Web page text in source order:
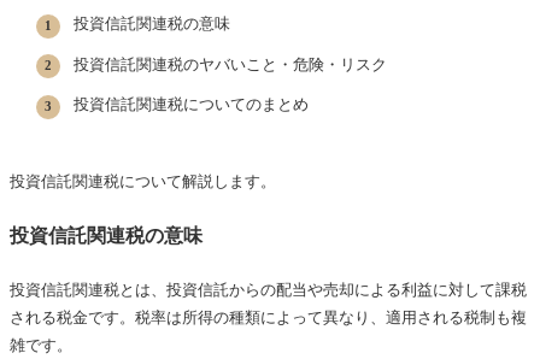
投資信託関連税の意味
投資信託関連税のヤバいこと・危険・リスク
投資信託関連税についてのまとめ
投資信託関連税について解説します。
投資信託関連税の意味
投資信託関連税とは、投資信託からの配当や売却による利益に対して課税
される税金です。税率は所得の種類によって異なり、適用される税制も複
雑です。